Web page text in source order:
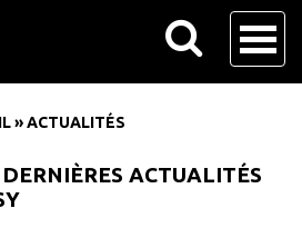
»ACTUALITÉS
ACTUALITÉS